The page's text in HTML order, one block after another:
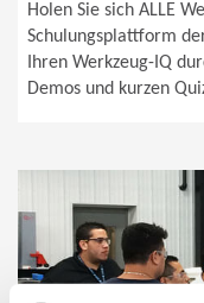
Holen Sie sich ALLE
Schulungsplattform
Ihren Werkzeug-IQ
Demos und kurzen